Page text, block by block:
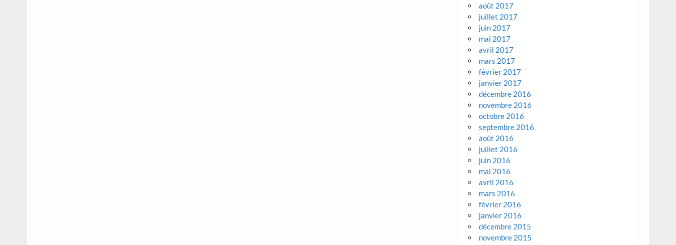
août 2017
juillet 2017
juin 2017
mai 2017
avril 2017
mars 2017
février 2017
janvier 2017
décembre 2016
novembre 2016
octobre 2016
septembre 2016
août 2016
juillet 2016
juin 2016
mai 2016
avril 2016
mars 2016
février 2016
janvier 2016
décembre 2015
novembre 2015